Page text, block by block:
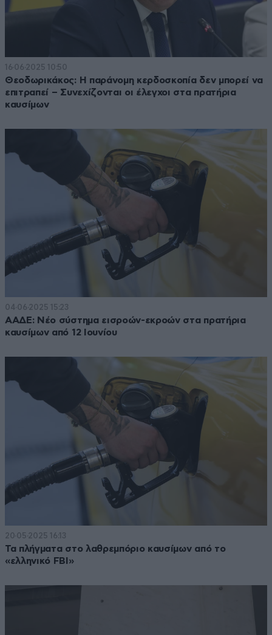
16·06·2025 10:50
Θεοδωρικάκος: Η παράνομη κερδοσκοπία δεν μπορεί να
επιτραπεί – Συνεχίζονται οι έλεγχοι στα πρατήρια
καυσίμων
04·06·2025 15:23
ΑΑΔΕ: Νέο σύστημα εισροών-εκροών στα πρατήρια
καυσίμων από 12 Ιουνίου
20·05·2025 16:13
Τα πλήγματα στο λαθρεμπόριο καυσίμων από το
«ελληνικό FBI»